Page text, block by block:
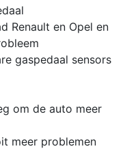
Renault en Opel en
gaspedaal sensors
om de auto meer
meer problemen